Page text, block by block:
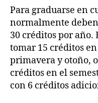
Para graduarse en
normalmente
30 créditos por año.
tomar 15 créditos
primavera y otoño,
créditos en el
con 6 créditos